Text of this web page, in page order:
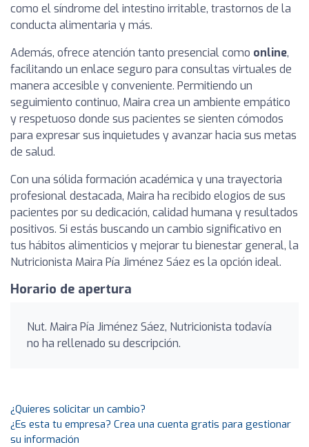
como el síndrome del intestino irritable, trastornos de la
conducta alimentaria y más.
Además, ofrece atención tanto presencial como online,
facilitando un enlace seguro para consultas virtuales de
manera accesible y conveniente. Permitiendo un
seguimiento continuo, Maira crea un ambiente empático
y respetuoso donde sus pacientes se sienten cómodos
para expresar sus inquietudes y avanzar hacia sus metas
de salud.
Con una sólida formación académica y una trayectoria
profesional destacada, Maira ha recibido elogios de sus
pacientes por su dedicación, calidad humana y resultados
positivos. Si estás buscando un cambio significativo en
tus hábitos alimenticios y mejorar tu bienestar general, la
Nutricionista Maira Pía Jiménez Sáez es la opción ideal.
Horario de apertura
Nut. Maira Pía Jiménez Sáez, Nutricionista todavía
no ha rellenado su descripción.
¿Quieres solicitar un cambio?
¿Es esta tu empresa? Crea una cuenta gratis para gestionar
su información